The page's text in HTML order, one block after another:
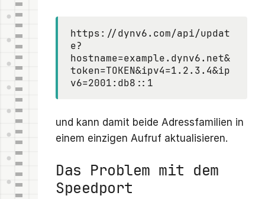
https://dynv6.com/api/updat
e?
hostname=example.dynv6.net&
token=TOKEN&ipv4=1.2.3.4&ip
v6=2001:db8::1
und kann damit beide Adressfamilien in
einem einzigen Aufruf aktualisieren.
Das Problem mit dem
Speedport